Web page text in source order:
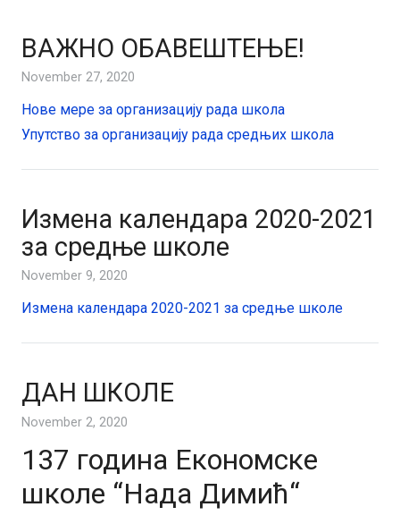
ВАЖНО ОБАВЕШТЕЊЕ!
November 27, 2020
Нове мере за организацију рада школа
Упутство за организацију рада средњих школа
Измена календара 2020-2021
за средње школе
November 9, 2020
Измена календара 2020-2021 за средње школе
ДАН ШКОЛЕ
November 2, 2020
137 година Економске
школе “Нада Димић“